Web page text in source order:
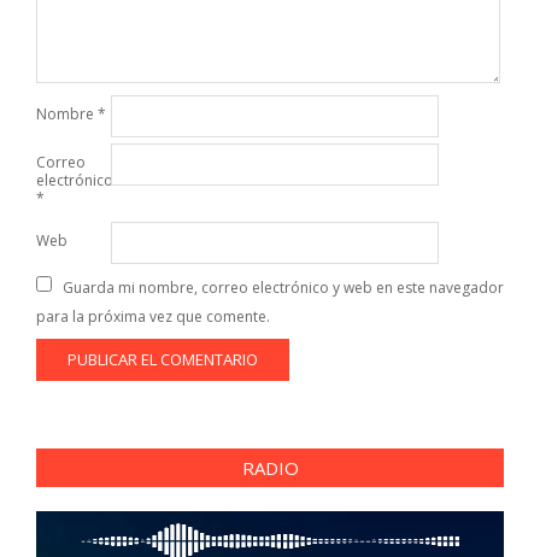
Nombre *
Correo
electrónico
*
Web
Guarda mi nombre, correo electrónico y web en este navegador
para la próxima vez que comente.
RADIO